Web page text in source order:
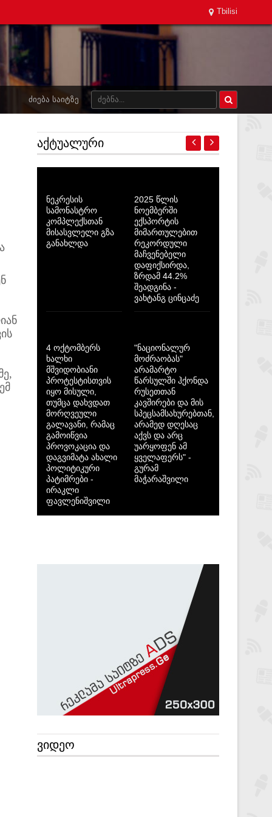
Tbilisi
ᲫᲘᲔᲑᲐ ᲡᲐᲘᲢᲖᲔ
ᲐᲥᲢᲣᲐᲚᲣᲠᲘ
ნეკრესის
სამონასტრო
კომპლექსთან
მისასვლელი გზა
განახლდა
2025 წლის
ნოემბერში
ექსპორტის
მიმართულებით
რეკორდული
მაჩვენებელი
დაფიქსირდა,
ზრდამ 44.2%
შეადგინა -
ვახტანგ ცინცაძე
4 ოქტომბერს
ხალხი
მშვიდობიანი
პროტესტისთვის
იყო მისული,
თუმცა დახვდათ
მორღვეული
გალავანი, რამაც
გამოიწვია
პროვოკაცია და
დაგვიმატა ახალი
პოლიტიკური
პატიმრები -
ირაკლი
ფავლენიშვილი
"ნაციონალურ
მოძრაობას"
არამარტო
წარსულში ჰქონდა
რუსეთთან
კავშირები და მის
სპეცსამსახურებთან,
არამედ დღესაც
აქვს და არც
უარყოფენ ამ
ყველაფერს" -
გურამ
მაჭარაშვილი
ᲕᲘᲓᲔᲝ